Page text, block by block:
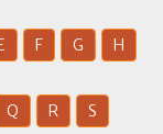
F G H
Q R S